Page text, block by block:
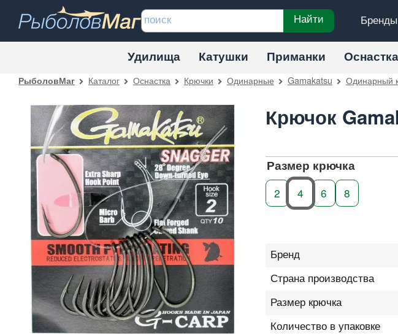
Бренды
Найти
Удилища Катушки Приманки Оснастка
РыболовМаг Каталог Оснастка Крючки Одинарные Gamakatsu Одинарный
Крючок
Размер крючка
2 4 6 8
Бренд
Страна производства
Размер крючка
Количество в упаковке